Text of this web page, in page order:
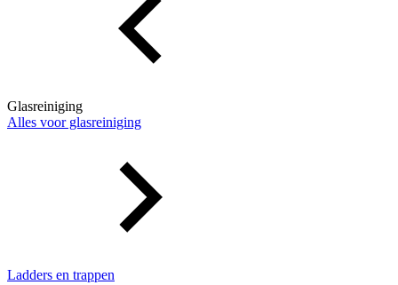
Glasreiniging
Alles voor glasreiniging
Ladders en trappen